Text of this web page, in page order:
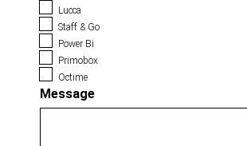
Lucca
Staff & Go
Power Bi
Primobox
Octime
Message